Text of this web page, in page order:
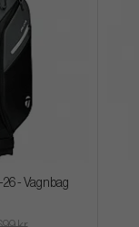
- Vagnbag